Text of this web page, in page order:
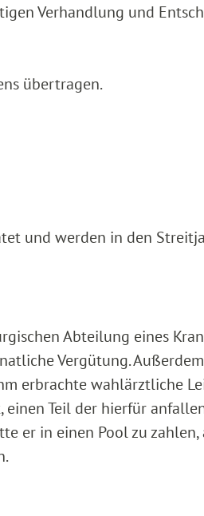
Verhandlung und
übertragen.
und werden in den
Abteilung eines
Vergütung.
erbrachte wahlärztliche
Teil der hierfür
er in einen Pool zu zahlen,